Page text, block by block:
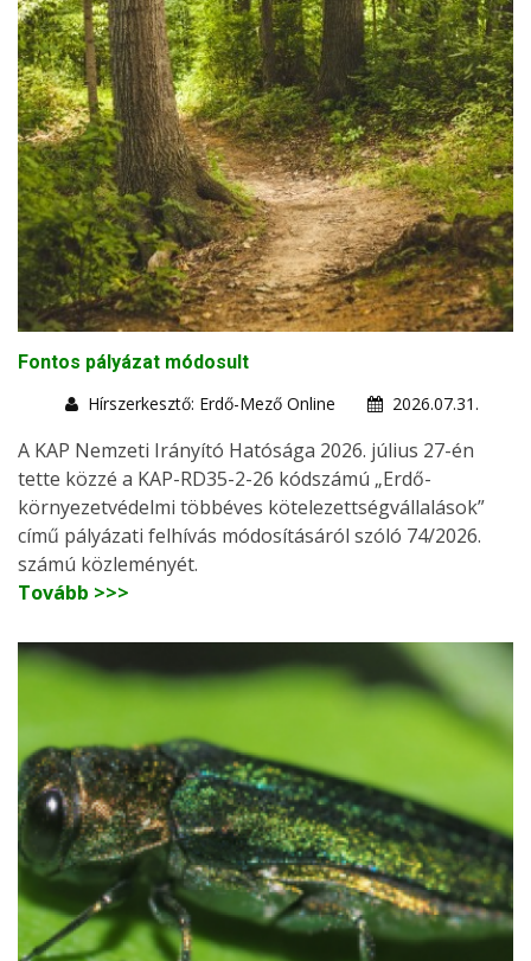
Fontos pályázat módosult
Hírszerkesztő: Erdő-Mező Online
2026.07.31.
A KAP Nemzeti Irányító Hatósága 2026. július 27-én
tette közzé a KAP-RD35-2-26 kódszámú „Erdő-
környezetvédelmi többéves kötelezettségvállalások”
című pályázati felhívás módosításáról szóló 74/2026.
számú közleményét.
Tovább >>>